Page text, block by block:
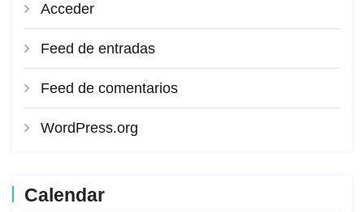
Acceder
Feed de entradas
Feed de comentarios
WordPress.org
Calendar